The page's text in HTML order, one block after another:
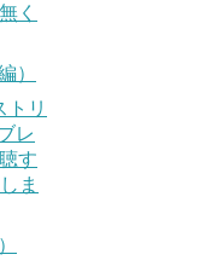
く
）
トリ
レ
す
ま